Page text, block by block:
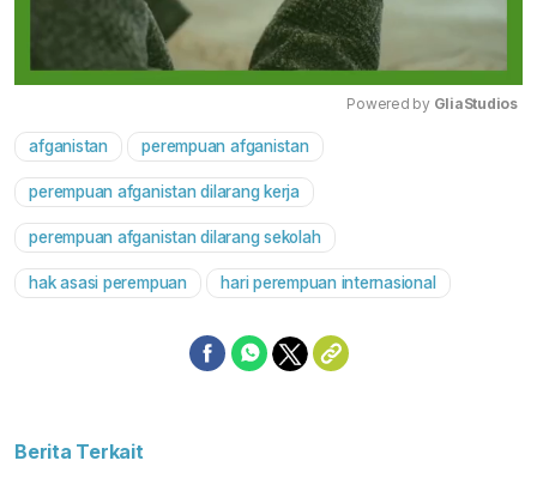
Powered by GliaStudios
afganistan perempuan afganistan
perempuan afganistan dilarang kerja
perempuan afganistan dilarang sekolah
hak asasi perempuan hari perempuan internasional
Berita Terkait